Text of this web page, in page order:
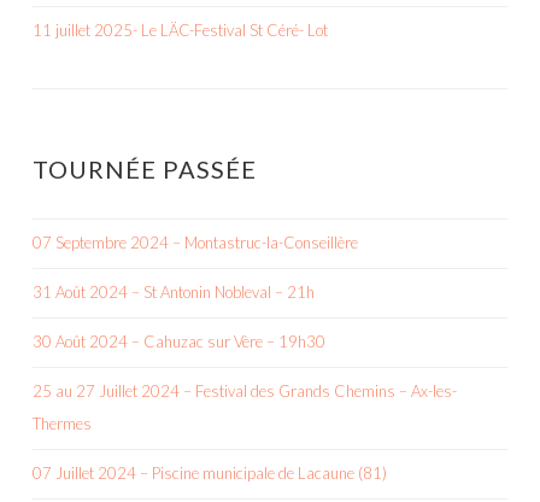
11 juillet 2025- Le LÄC-Festival St Céré- Lot
TOURNÉE PASSÉE
07 Septembre 2024 – Montastruc-la-Conseillère
31 Août 2024 – St Antonin Nobleval – 21h
30 Août 2024 – Cahuzac sur Vère – 19h30
25 au 27 Juillet 2024 – Festival des Grands Chemins – Ax-les-
Thermes
07 Juillet 2024 – Piscine municipale de Lacaune (81)